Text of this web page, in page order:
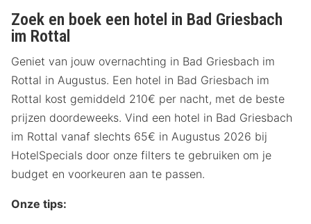
Zoek en boek een hotel in Bad Griesbach
im Rottal
Geniet van jouw overnachting in Bad Griesbach im
Rottal in Augustus. Een hotel in Bad Griesbach im
Rottal kost gemiddeld 210€ per nacht, met de beste
prijzen doordeweeks. Vind een hotel in Bad Griesbach
im Rottal vanaf slechts 65€ in Augustus 2026 bij
HotelSpecials door onze filters te gebruiken om je
budget en voorkeuren aan te passen.
Onze tips: